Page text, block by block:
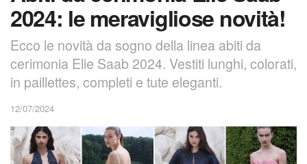
2024: le meravigliose novità!
Ecco le novità da sogno della linea abiti da
cerimonia Elie Saab 2024. Vestiti lunghi, colorati,
in paillettes, completi e tute eleganti.
12/07/2024